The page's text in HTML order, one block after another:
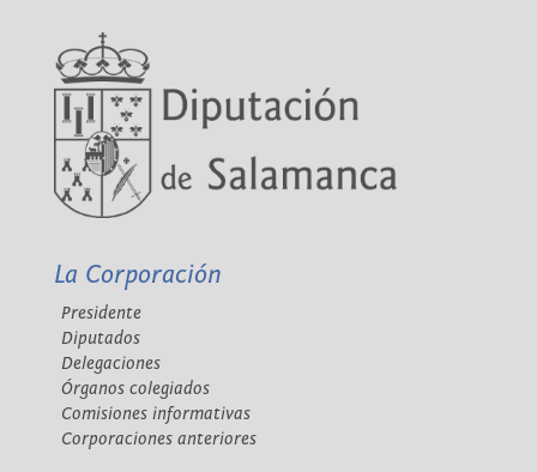
La Corporación
Presidente
Diputados
Delegaciones
Órganos colegiados
Comisiones informativas
Corporaciones anteriores